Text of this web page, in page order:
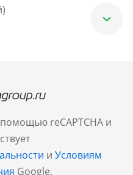
reCAPTCHA и
и Условиям
Google.